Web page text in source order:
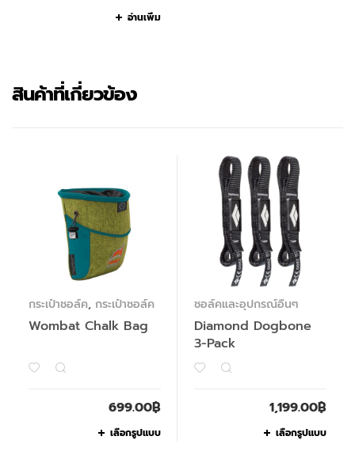
อ่านเพิ่ม
สินค้าที่เกี่ยวข้อง
กระเป๋าชอล์ค, กระเป๋าชอล์ค
Wombat Chalk Bag
699.00฿
เลือกรูปแบบ
ชอล์คและอุปกรณ์อื่นๆ
Diamond Dogbone
3-Pack
1,199.00฿
เลือกรูปแบบ